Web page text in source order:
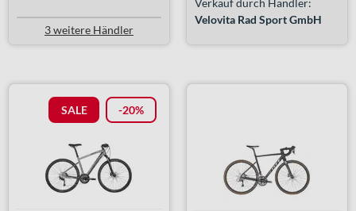
3 weitere Händler
Verkauf durch Händler:
Velovita Rad Sport GmbH
SALE -20%